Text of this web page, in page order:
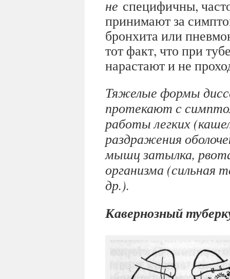
не специфичны,
принимают за
бронхита или
тот факт, что при
нарастают и не
Тяжелые формы
протекают с
работы легких
раздражения
мышц затылка,
организма (сильная
др.).
Кавернозный